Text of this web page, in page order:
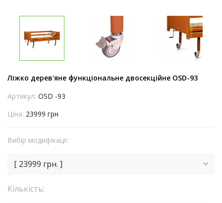
Ліжко дерев'яне функціональне двосекційне OSD-93
Артикул: OSD -93
Ціна: 23999 грн
Вибір модифікації:
[ 23999 грн. ]
Кількість: